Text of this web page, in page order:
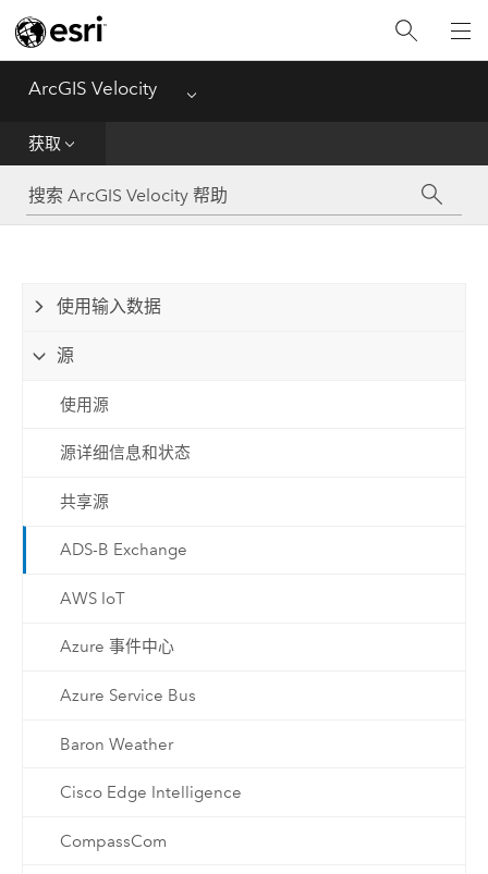
ArcGIS Velocity Menu
获取
入门
获取
分析
传播和通知
管理数据
参考资料
使用输入数据
源
使用源
源详细信息和状态
共享源
ADS-B Exchange
AWS IoT
Azure 事件中心
Azure Service Bus
Baron Weather
Cisco Edge Intelligence
CompassCom